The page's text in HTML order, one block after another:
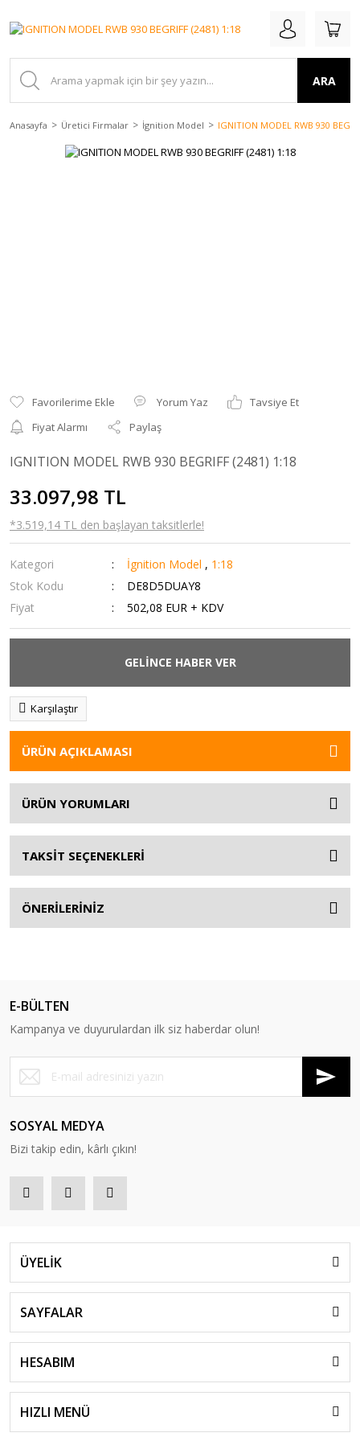
ARA
Anasayfa Üretici Firmalar İgnition Model IGNITION MODEL RWB 930
Yorum Yaz
Tavsiye Et
Fiyat Alarmı
Paylaş
IGNITION MODEL RWB 930 BEGRIFF (2481) 1:18
33.097,98 TL
*3.519,14 TL den başlayan taksitlerle!
Kategori İgnition Model , 1:18
Stok Kodu
DE8D5DUAY8
Fiyat
502,08 EUR + KDV
GELİNCE HABER VER
Karşılaştır
ÜRÜN AÇIKLAMASI
ÜRÜN YORUMLARI
TAKSİT SEÇENEKLERİ
ÖNERİLERİNİZ
E-BÜLTEN
Kampanya ve duyurulardan ilk siz haberdar olun!
SOSYAL MEDYA
Bizi takip edin, kârlı çıkın!
ÜYELİK
SAYFALAR
HESABIM
HIZLI MENÜ